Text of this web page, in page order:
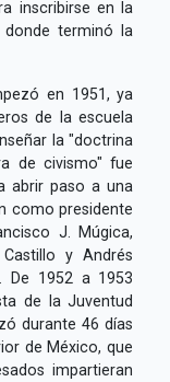
inscribirse en la
donde terminó la
en 1951, ya
de la escuela
la "doctrina
de civismo" fue
abrir paso a una
como presidente
J. Múgica,
y Andrés
De 1952 a 1953
de la Juventud
durante 46 días
de México, que
impartieran